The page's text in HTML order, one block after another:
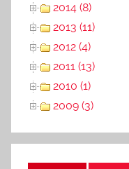
2014 (8)
2013 (11)
2012 (4)
2011 (13)
2010 (1)
2009 (3)